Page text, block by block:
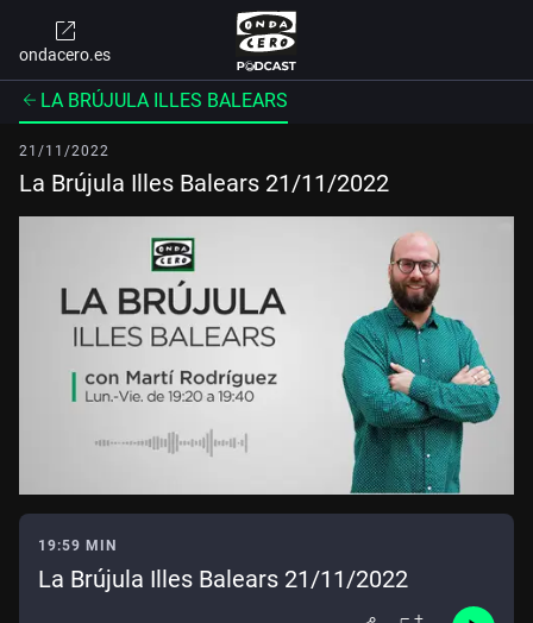
ondacero.es
LA BRÚJULA ILLES BALEARS
21/11/2022
La Brújula Illes Balears 21/11/2022
19:59 MIN
La Brújula Illes Balears 21/11/2022